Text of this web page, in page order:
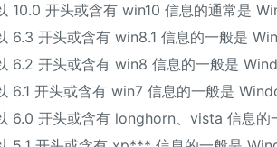
开头或含有 win10 信息的通常是
开头或含有 win8.1 信息的一般是
开头或含有 win8 信息的一般是
开头或含有 win7 信息的一般是
开头或含有 longhorn、vista 信息的